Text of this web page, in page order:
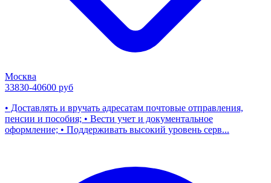
Москва
33830-40600 руб
• Доставлять и вручать адресатам почтовые отправления,
пенсии и пособия; • Вести учет и документальное
оформление; • Поддерживать высокий уровень серв...